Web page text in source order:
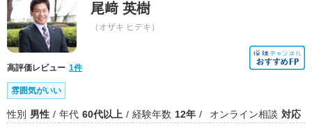
尾﨑 英樹
（オザキ ヒデキ）
高評価レビュー 1件
雰囲気がいい
性別 男性 年代 60代以上 経験年数 12年 オンライン相談 対応